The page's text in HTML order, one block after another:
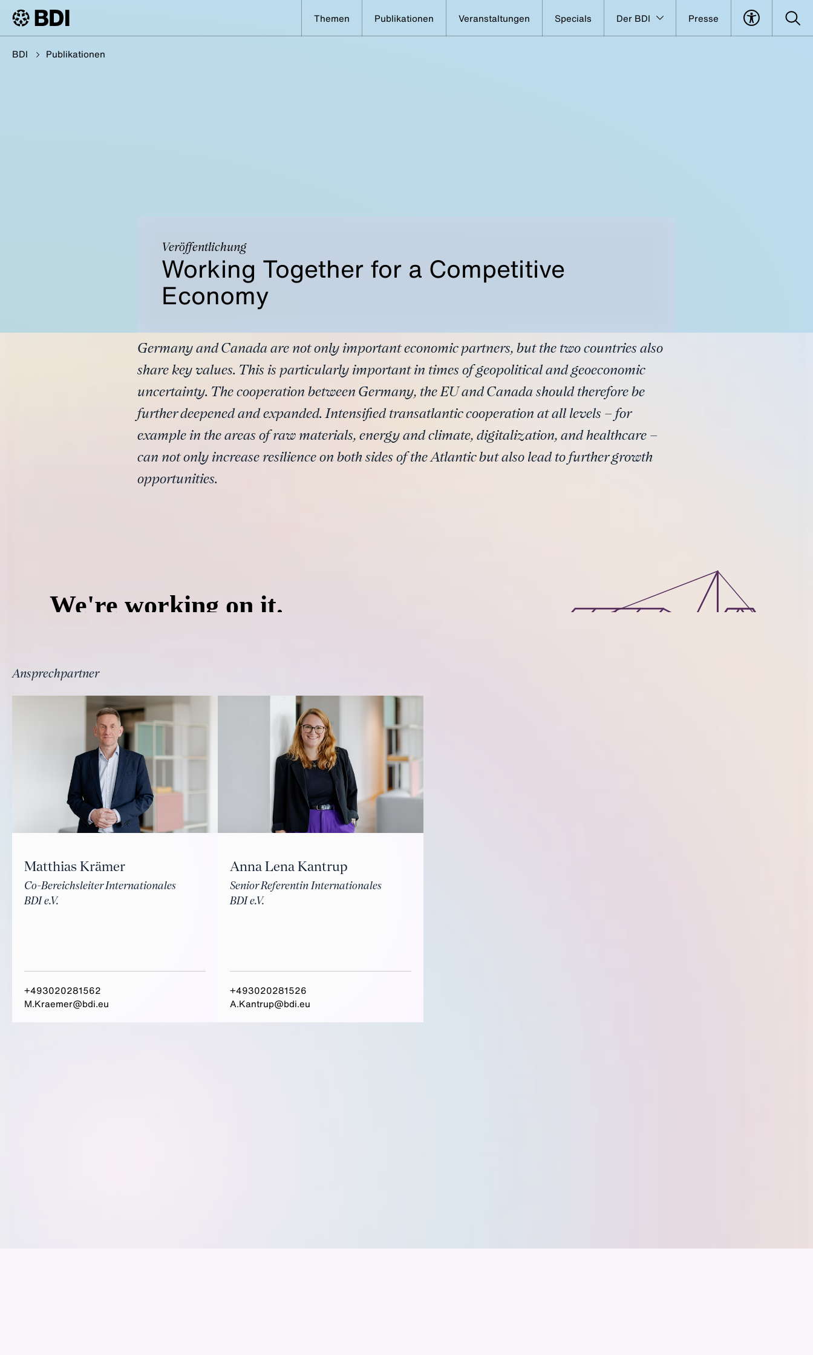
Themen Publikationen Veranstaltungen Specials Der BDI Presse
BDI Publikationen
Veröffentlichung
Working Together for a Competitive
Economy
Germany and Canada are not only important economic partners, but the two countries also
share key values. This is particularly important in times of geopolitical and geoeconomic
uncertainty. The cooperation between Germany, the EU and Canada should therefore be
further deepened and expanded. Intensified transatlantic cooperation at all levels – for
example in the areas of raw materials, energy and climate, digitalization, and healthcare –
can not only increase resilience on both sides of the Atlantic but also lead to further growth
opportunities.
Ansprechpartner
Matthias Krämer
Co-Bereichsleiter Internationales
BDI e.V.
+493020281562
M.Kraemer@bdi.eu
Anna Lena Kantrup
Senior Referentin Internationales
BDI e.V.
+493020281526
A.Kantrup@bdi.eu